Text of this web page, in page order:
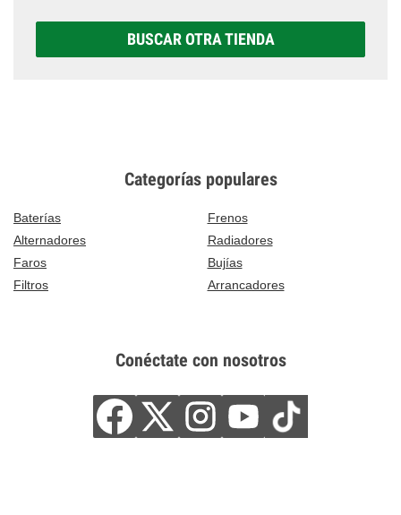
BUSCAR OTRA TIENDA
Categorías populares
Baterías
Frenos
Alternadores
Radiadores
Faros
Bujías
Filtros
Arrancadores
Conéctate con nosotros